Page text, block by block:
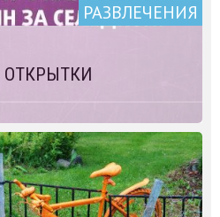
РАЗВЛЕЧЕНИЯ